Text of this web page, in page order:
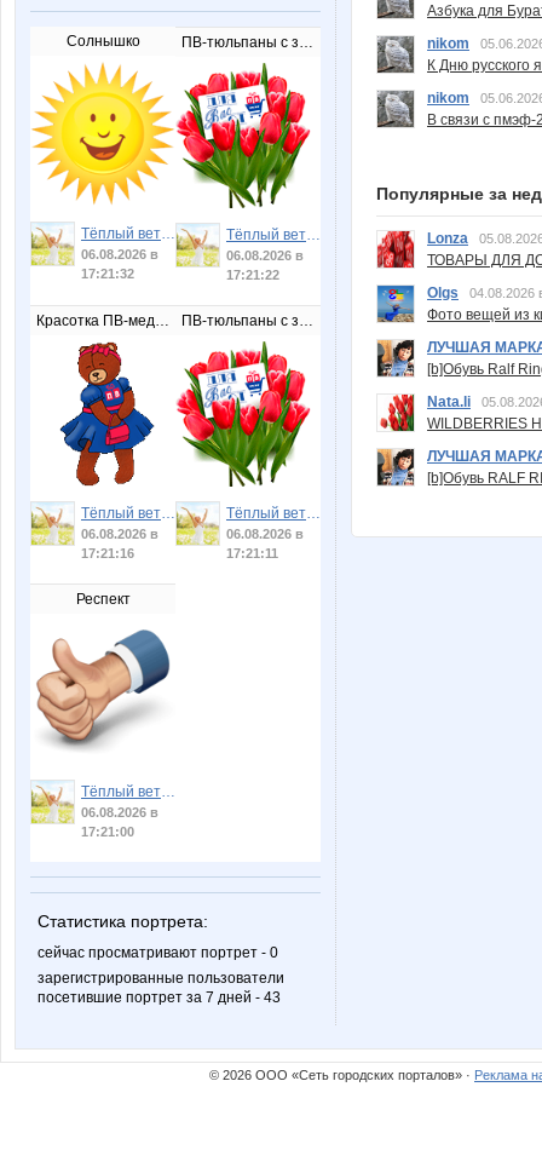
Солнышко
Тёплый ветер
06.08.2026 в
17:21:32
ПВ-тюльпаны с запиской
Тёплый ветер
06.08.2026 в
17:21:22
Красотка ПВ-медведица
Тёплый ветер
06.08.2026 в
17:21:16
ПВ-тюльпаны с запиской
Тёплый ветер
06.08.2026 в
17:21:11
Респект
Тёплый ветер
06.08.2026 в
17:21:00
Статистика портрета:
сейчас просматривают портрет - 0
зарегистрированные пользователи
посетившие портрет за 7 дней - 43
Азбука для
nikom
К Дню русского
nikom
В связи с пмэф-
Популярные за
Lonza
ТОВАРЫ ДЛЯ
Olgs
04.08.2026
Фото вещей из
ЛУЧШАЯ
[b]Обувь Ralf
Nata.li
ЛУЧШАЯ
[b]Обувь RALF
© 2026 ООО «Сеть городских порталов» · Реклама